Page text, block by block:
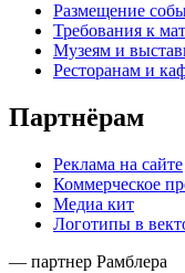
Размещение
Требования к
Музеям и
Ресторанам и
Партнёрам
Реклама на сайте
Коммерческое
Медиа кит
Логотипы в
— партнер Рамблера